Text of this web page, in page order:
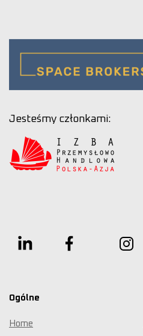
Jesteśmy członkami:
Ogólne
Home